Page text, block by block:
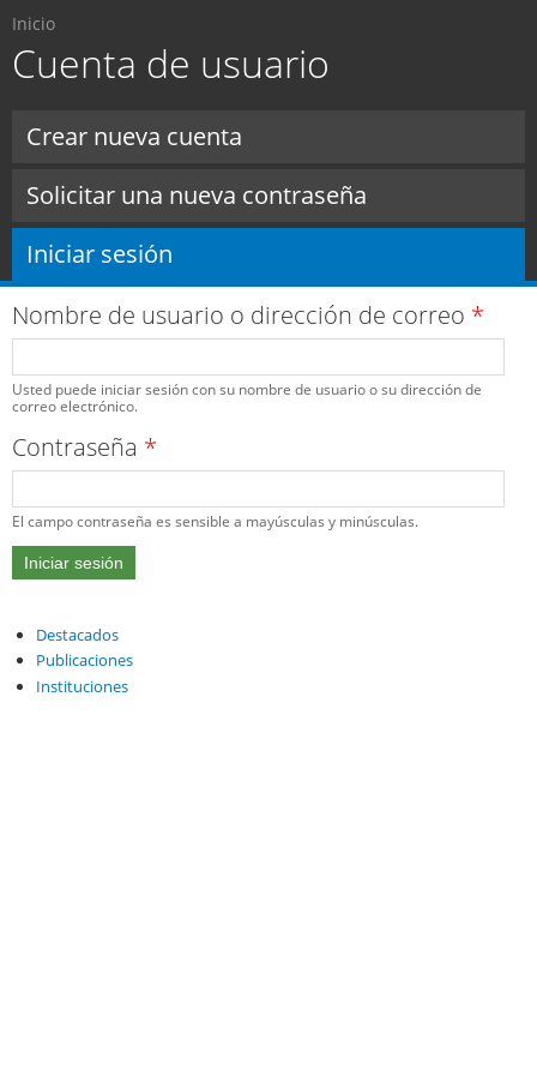
principal
Usted está aquí
Inicio
Cuenta de usuario
Crear nueva cuenta
Solicitar una nueva contraseña
Iniciar sesión
Nombre de usuario o dirección de correo *
Usted puede iniciar sesión con su nombre de usuario o su dirección de
correo electrónico.
Contraseña *
El campo contraseña es sensible a mayúsculas y minúsculas.
Destacados
Publicaciones
Instituciones